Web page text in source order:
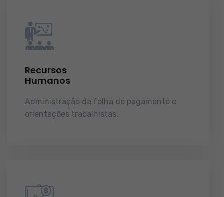
Recursos
Humanos
Administração da folha de pagamento e
orientações trabalhistas.